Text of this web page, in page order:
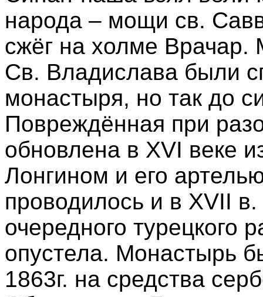
народа – мощи св.
сжёг на холме Врачар.
Св. Владислава были
монастыря, но так до
Повреждённая при
обновлена в XVI веке
Лонгином и его
проводилось и в XVII
очередного турецкого
опустела. Монастырь
1863г. на средства